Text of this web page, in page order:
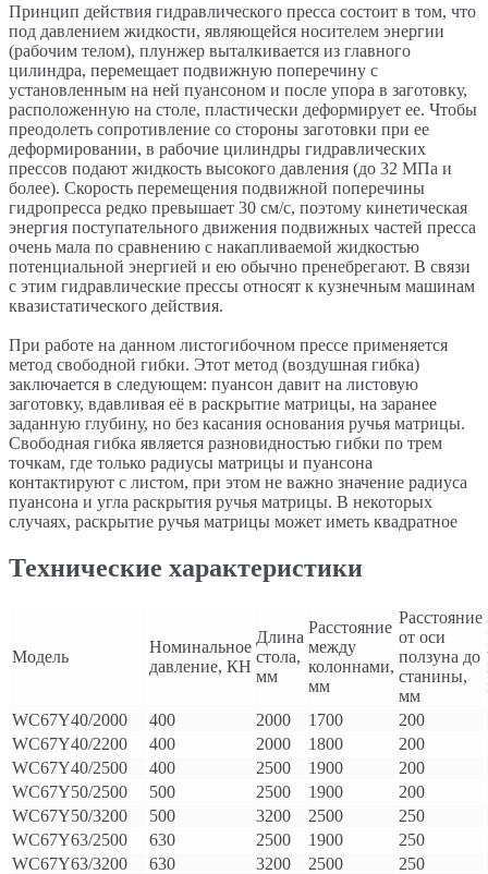
Принцип действия гидравлического пресса состоит в том, что
под давлением жидкости, являющейся носителем энергии
(рабочим телом), плунжер выталкивается из главного
цилиндра, перемещает подвижную поперечину с
установленным на ней пуансоном и после упора в заготовку,
расположенную на столе, пластически деформирует ее. Чтобы
преодолеть сопротивление со стороны заготовки при ее
деформировании, в рабочие цилиндры гидравлических
прессов подают жидкость высокого давления (до 32 МПа и
более). Скорость перемещения подвижной поперечины
гидропресса редко превышает 30 см/с, поэтому кинетическая
энергия поступательного движения подвижных частей пресса
очень мала по сравнению с накапливаемой жидкостью
потенциальной энергией и ею обычно пренебрегают. В связи
с этим гидравлические прессы относят к кузнечным машинам
квазистатического действия.
При работе на данном листогибочном прессе применяется
метод свободной гибки. Этот метод (воздушная гибка)
заключается в следующем: пуансон давит на листовую
заготовку, вдавливая её в раскрытие матрицы, на заранее
заданную глубину, но без касания основания ручья матрицы.
Свободная гибка является разновидностью гибки по трем
точкам, где только радиусы матрицы и пуансона
контактируют с листом, при этом не важно значение радиуса
пуансона и угла раскрытия ручья матрицы. В некоторых
случаях, раскрытие ручья матрицы может иметь квадратное
Технические характеристики
Модель
Номинальное
давление, КН
Длина
стола,
мм
Расстояние
между
колоннами,
мм
Расстояние
от оси
ползуна до
станины,
мм
WC67Y40/2000
400 2000 1700 200
WC67Y40/2200
400 2000 1800 200
WC67Y40/2500
400 2500 1900 200
WC67Y50/2500
500 2500 1900 200
WC67Y50/3200
500 3200 2500 250
WC67Y63/2500
630 2500 1900 250
WC67Y63/3200
630 3200 2500 250